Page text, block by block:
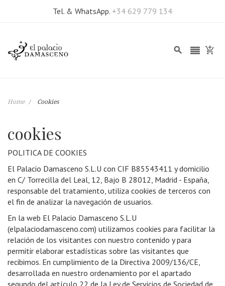
Tel. & WhatsApp. +34 629 779 134
Home Cookies
cookies
POLITICA DE COOKIES
El Palacio Damasceno S.L.U con CIF B85543411 y domicilio
en C/ Torrecilla del Leal, 12, Bajo B 28012, Madrid - España,
responsable del tratamiento, utiliza cookies de terceros con
el fin de analizar la navegación de usuarios.
En la web El Palacio Damasceno S.L.U
(elpalaciodamasceno.com) utilizamos cookies para facilitar la
relación de los visitantes con nuestro contenido y para
permitir elaborar estadísticas sobre las visitantes que
recibimos. En cumplimiento de la Directiva 2009/136/CE,
desarrollada en nuestro ordenamiento por el apartado
segundo del artículo 22 de la Ley de Servicios de Sociedad de